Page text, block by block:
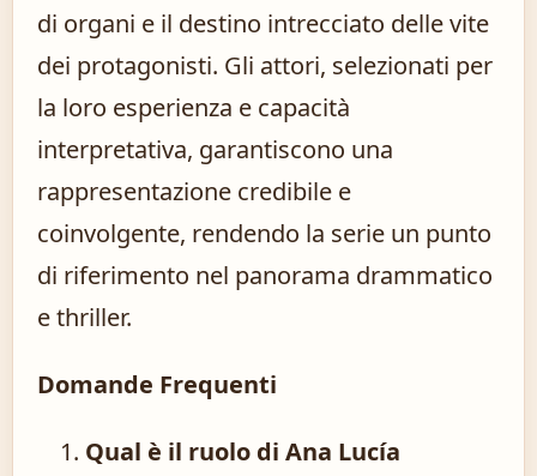
di organi e il destino intrecciato delle vite
dei protagonisti. Gli attori, selezionati per
la loro esperienza e capacità
interpretativa, garantiscono una
rappresentazione credibile e
coinvolgente, rendendo la serie un punto
di riferimento nel panorama drammatico
e thriller.
Domande Frequenti
Qual è il ruolo di Ana Lucía